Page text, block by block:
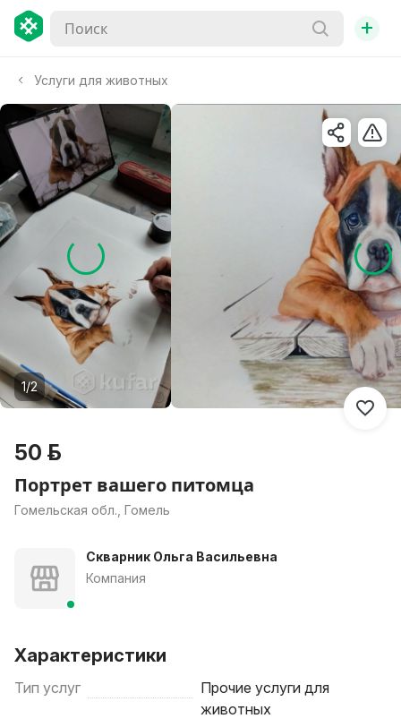
+
Услуги для животных
1/2
50 р.
Портрет вашего питомца
Гомельская обл., Гомель
Скварник Ольга Васильевна
Компания
Характеристики
Тип услуг
Прочие услуги для
животных